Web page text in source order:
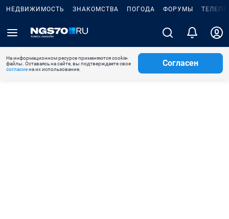
НЕДВИЖИМОСТЬ ЗНАКОМСТВА ПОГОДА ФОРУМЫ
На информационном ресурсе применяются cookie-
файлы. Оставаясь на сайте, вы подтверждаете свое
согласиена их использование.
Согласен